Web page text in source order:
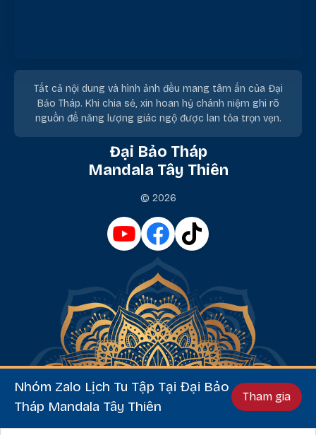
Tất cả nội dung và hình ảnh đều mang tâm ấn của Đại
Bảo Tháp. Khi chia sẻ, xin hoan hỷ chánh niệm ghi rõ
nguồn để năng lượng giác ngộ được lan tỏa trọn vẹn.
Đại Bảo Tháp
Mandala Tây Thiên
© 2026
Nhóm Zalo Lịch Tu Tập Tại Đại Bảo
Tháp Mandala Tây Thiên
Tham gia